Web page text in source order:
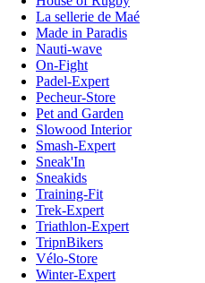
La sellerie de Maé
Made in Paradis
Nauti-wave
On-Fight
Padel-Expert
Pecheur-Store
Pet and Garden
Slowood Interior
Smash-Expert
Sneak'In
Sneakids
Training-Fit
Trek-Expert
Triathlon-Expert
TripnBikers
Vélo-Store
Winter-Expert